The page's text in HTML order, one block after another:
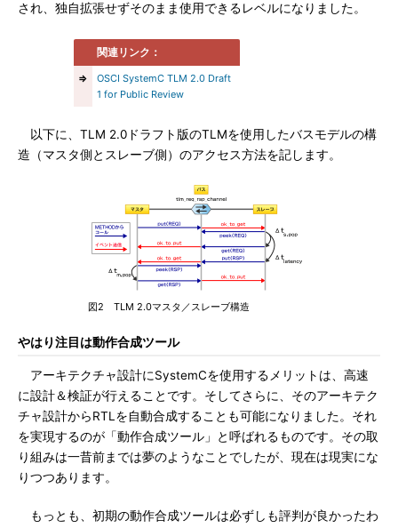
され、独自拡張せずそのまま使用できるレベルになりました。
関連リンク：
⇒
OSCI SystemC TLM 2.0 Draft
1 for Public Review
以下に、TLM 2.0ドラフト版のTLMを使用したバスモデルの構
造（マスタ側とスレーブ側）のアクセス方法を記します。
図2 TLM 2.0マスタ／スレーブ構造
やはり注目は動作合成ツール
アーキテクチャ設計にSystemCを使用するメリットは、高速
に設計＆検証が行えることです。そしてさらに、そのアーキテク
チャ設計からRTLを自動合成することも可能になりました。それ
を実現するのが「動作合成ツール」と呼ばれるものです。その取
り組みは一昔前までは夢のようなことでしたが、現在は現実にな
りつつあります。
もっとも、初期の動作合成ツールは必ずしも評判が良かったわ